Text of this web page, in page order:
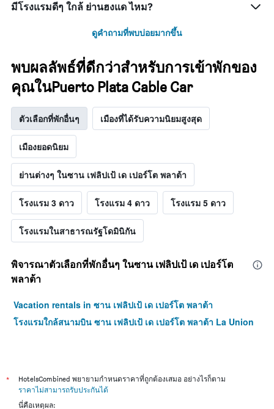
มีโรงแรมดีๆ ใกล้ ย่านฮงแด ไหม?
ดูคำถามที่พบบ่อยมากขึ้น
พบผลลัพธ์ที่ดีกว่าสำหรับการเข้าพักของ
คุณในPuerto Plata Cable Car
ตัวเลือกที่พักอื่นๆ เมืองที่ได้รับความนิยมสูงสุด
เมืองยอดนิยม
ย่านต่างๆ ในซาน เฟลิปเป้ เด เปอร์โต พลาต้า
โรงแรม 3 ดาว โรงแรม 4 ดาว โรงแรม 5 ดาว
โรงแรมในสาธารณรัฐโดมินิกัน
พิจารณาตัวเลือกที่พักอื่นๆ ในซาน เฟลิปเป้ เด เปอร์โต
พลาต้า
Vacation rentals in ซาน เฟลิปเป้ เด เปอร์โต พลาต้า
โรงแรมใกล้สนามบิน ซาน เฟลิปเป้ เด เปอร์โต พลาต้า La Union
*
HotelsCombined พยายามกำหนดราคาที่ถูกต้องเสมอ อย่างไรก็ตาม
ราคาไม่สามารถรับประกันได้
นี่คือเหตุผล: